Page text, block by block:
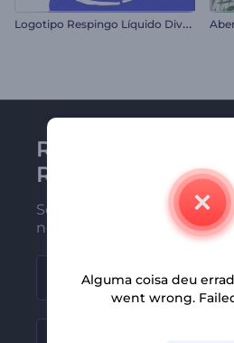
L
ogotipo Respingo Líquido Divertido
Receba a
Renderforest
Seja um dos primeiros a
nossas últimas novidades e
Alguma coisa deu
went wrong.